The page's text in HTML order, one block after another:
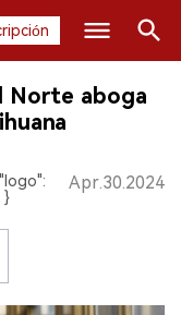
Buscar
Norte aboga
}
Apr.30.2024